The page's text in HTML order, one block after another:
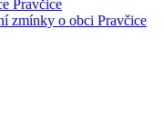
Pravčice
zmínky o obci Pravčice